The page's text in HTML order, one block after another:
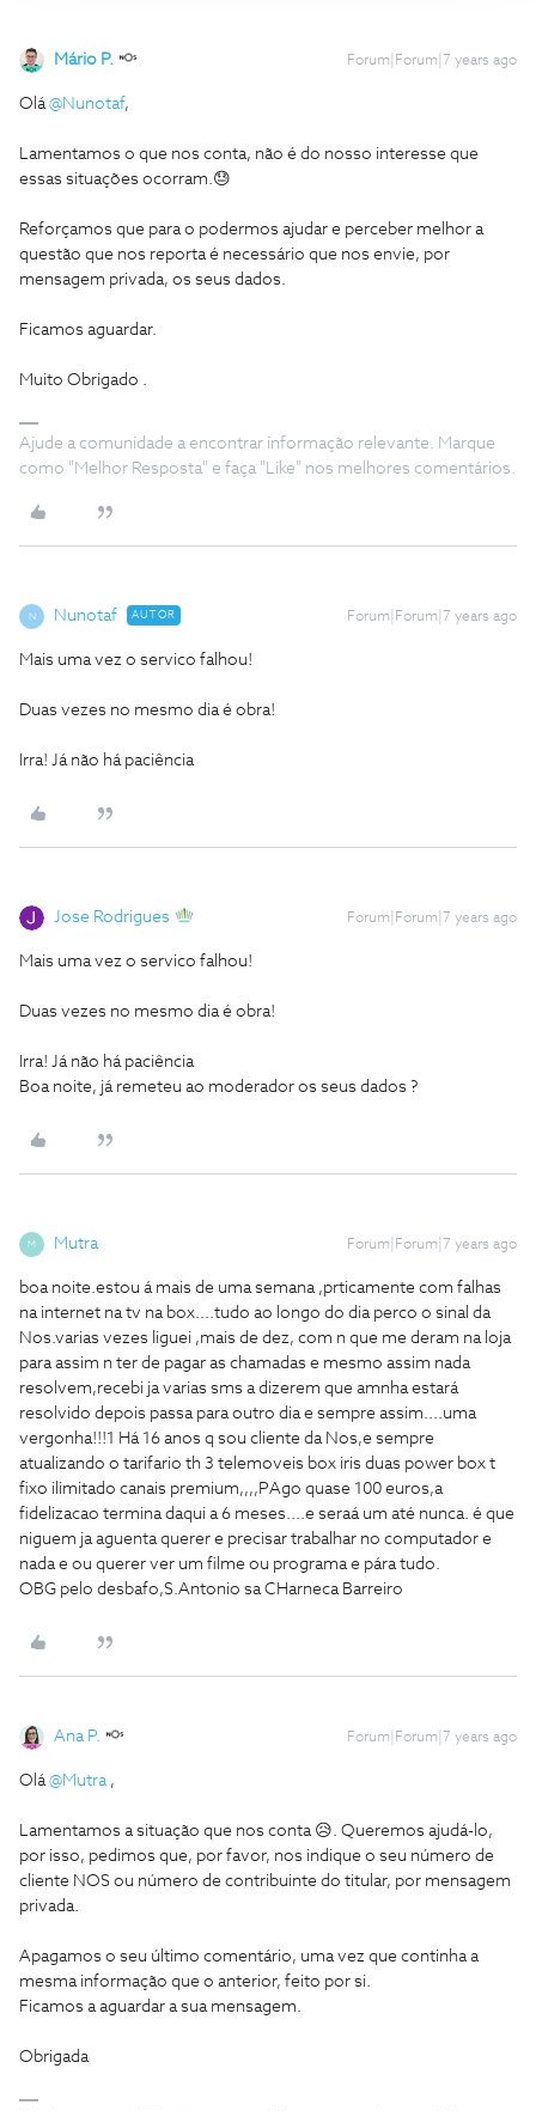
Mário P. Forum|Forum|7 years ago
Olá@Nunotaf,
Lamentamos o que nos conta, não é do nosso interesse que
essas situações ocorram.😓
Reforçamos que para o podermos ajudar e perceber melhor a
questão que nos reporta é necessário que nos envie, por
mensagem privada, os seus dados.
Ficamos aguardar.
Muito Obrigado .
Ajude a comunidade a encontrar informação relevante. Marque
como "Melhor Resposta" e faça "Like" nos melhores comentários.
N Nunotaf AUTOR Forum|Forum|7 years ago
Mais uma vez o servico falhou!
Duas vezes no mesmo dia é obra!
Irra! Já não há paciência
Jose Rodrigues Forum|Forum|7 years ago
Mais uma vez o servico falhou!
Duas vezes no mesmo dia é obra!
Irra! Já não há paciência
Boa noite, já remeteu ao moderador os seus dados ?
M Mutra Forum|Forum|7 years ago
boa noite.estou á mais de uma semana ,prticamente com falhas
na internet na tv na box....tudo ao longo do dia perco o sinal da
Nos.varias vezes liguei ,mais de dez, com n que me deram na loja
para assim n ter de pagar as chamadas e mesmo assim nada
resolvem,recebi ja varias sms a dizerem que amnha estará
resolvido depois passa para outro dia e sempre assim....uma
vergonha!!!1 Há 16 anos q sou cliente da Nos,e sempre
atualizando o tarifario th 3 telemoveis box iris duas power box t
fixo ilimitado canais premium,,,,PAgo quase 100 euros,a
fidelizacao termina daqui a 6 meses....e seraá um até nunca. é que
niguem ja aguenta querer e precisar trabalhar no computador e
nada e ou querer ver um filme ou programa e pára tudo.
OBG pelo desbafo,S.Antonio sa CHarneca Barreiro
Ana P. Forum|Forum|7 years ago
Olá@Mutra,
Lamentamos a situação que nos conta 😥. Queremos ajudá-lo,
por isso, pedimos que, por favor, nos indique o seu número de
cliente NOS ou número de contribuinte do titular, por mensagem
privada.
Apagamos o seu último comentário, uma vez que continha a
mesma informação que o anterior, feito por si.
Ficamos a aguardar a sua mensagem.
Obrigada